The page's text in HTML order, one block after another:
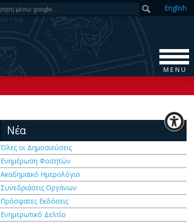
English
M E N U
Νέα
Όλες οι Δημοσιεύσεις
Ενημέρωση Φοιτητών
Ακαδημαϊκό Ημερολόγιο
Συνεδριάσεις Οργάνων
Πρόσφατες Εκδόσεις
Ενημερωτικό Δελτίο